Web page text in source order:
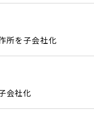
所を子会社化
会社化